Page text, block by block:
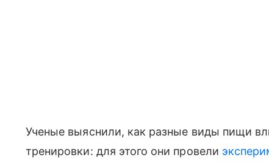
Ученые выяснили, как разные виды пищи
тренировки: для этого они провели